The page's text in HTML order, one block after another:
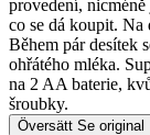
provedení,
co se dá koupit.
Během pár desítek
ohřátého mléka.
na 2 AA baterie,
šroubky.
Översätt Se original